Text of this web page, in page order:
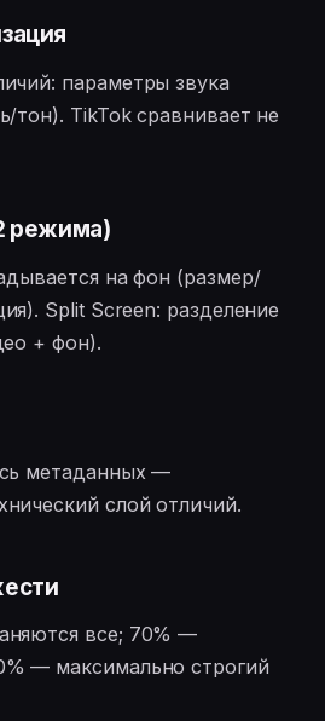
параметры звука
тон). TikTok сравнивает не
режима)
на фон (размер/
Split Screen: разделение
+ фон).
метаданных —
слой отличий.
все; 70% —
— максимально строгий